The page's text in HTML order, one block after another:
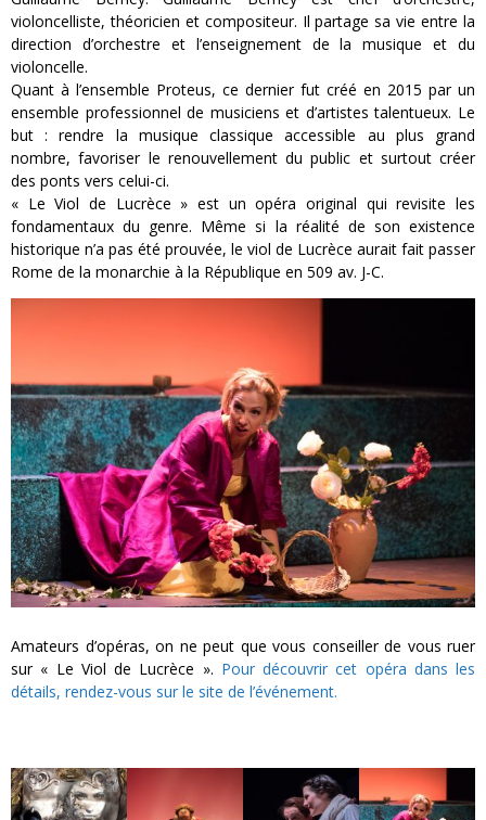
violoncelliste, théoricien et compositeur. Il partage sa vie entre la
direction d’orchestre et l’enseignement de la musique et du
violoncelle.
Quant à l’ensemble Proteus, ce dernier fut créé en 2015 par un
ensemble professionnel de musiciens et d’artistes talentueux. Le
but : rendre la musique classique accessible au plus grand
nombre, favoriser le renouvellement du public et surtout créer
des ponts vers celui-ci.
« Le Viol de Lucrèce » est un opéra original qui revisite les
fondamentaux du genre. Même si la réalité de son existence
historique n’a pas été prouvée, le viol de Lucrèce aurait fait passer
Rome de la monarchie à la République en 509 av. J-C.
Amateurs d’opéras, on ne peut que vous conseiller de vous ruer
sur « Le Viol de Lucrèce ». Pour découvrir cet opéra dans les
détails, rendez-vous sur le site de l’événement.